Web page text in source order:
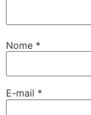
Nome *
E-mail *